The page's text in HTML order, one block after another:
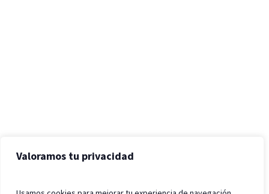
Valoramos tu privacidad